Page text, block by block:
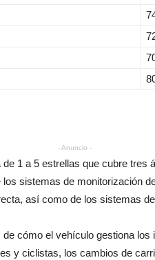
- Anuncio -
1 a 5 estrellas que cubre tres
los sistemas de monitorización
así como de los sistemas de
de cómo el vehículo gestiona los
y ciclistas, los cambios de